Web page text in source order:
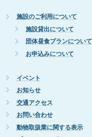
施設のご利用について
施設貸出について
団体昼食プランについて
お申込みについて
イベント
お知らせ
交通アクセス
お問い合わせ
動物取扱業に関する表示